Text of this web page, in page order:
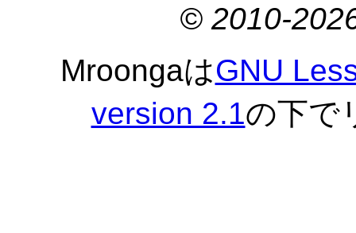
© 2010-
MroongaはGNU
version 2.1の下で